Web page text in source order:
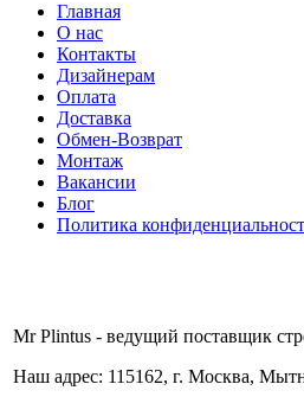
Главная
О нас
Контакты
Дизайнерам
Оплата
Доставка
Обмен-Возврат
Монтаж
Вакансии
Блог
Политика
Mr Plintus - ведущий поставщик
Наш адрес: 115162, г. Москва,